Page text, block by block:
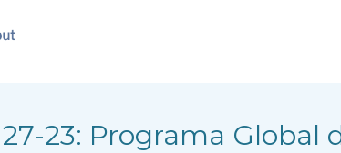
23: Programa Global